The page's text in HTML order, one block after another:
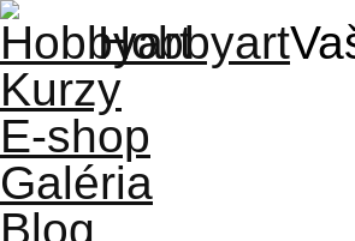
Hobbyart
Kurzy
E-shop
Galéria
Blog